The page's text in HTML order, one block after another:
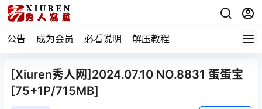
公告 成为会员 必看说明 解压教程
[Xiuren秀人网]2024.07.10 NO.8831 蛋蛋宝
[75+1P/715MB]